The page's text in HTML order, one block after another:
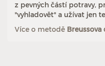
z pevných částí potravy,
"vyhladovět" a užívat jen
Více o metodě Breussova